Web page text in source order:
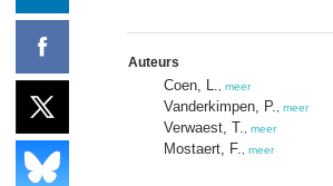
Auteurs
Coen, L. meer
Vanderkimpen, P. meer
Verwaest, T. meer
Mostaert, F. meer